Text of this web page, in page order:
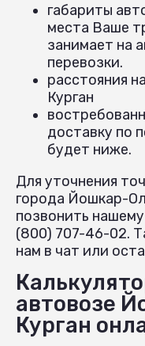
габариты
места Ваше
занимает на
перевозки.
расстояния
Курган
доставку по
будет ниже.
Для уточнения
города Йошкар-
позвонить
(800) 707-46-02.
нам в чат или
автовозе
Курган